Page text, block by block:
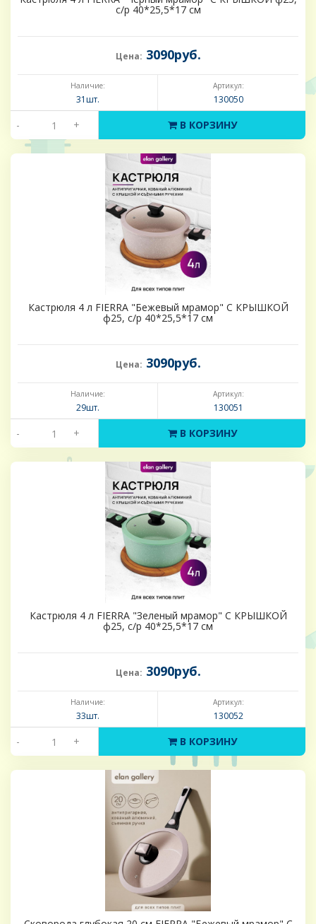
с/р 40*25,5*17 см
Цена: 3090руб.
Наличие:
31шт.
Артикул:
130050
- + В КОРЗИНУ
Кастрюля 4 л FIERRA "Бежевый мрамор" С КРЫШКОЙ
ф25, с/р 40*25,5*17 см
Цена: 3090руб.
Наличие:
29шт.
Артикул:
130051
- + В КОРЗИНУ
Кастрюля 4 л FIERRA "Зеленый мрамор" С КРЫШКОЙ
ф25, с/р 40*25,5*17 см
Цена: 3090руб.
Наличие:
33шт.
Артикул:
130052
- + В КОРЗИНУ